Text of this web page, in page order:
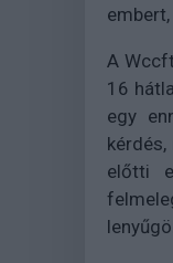
A
16
egy
előtti